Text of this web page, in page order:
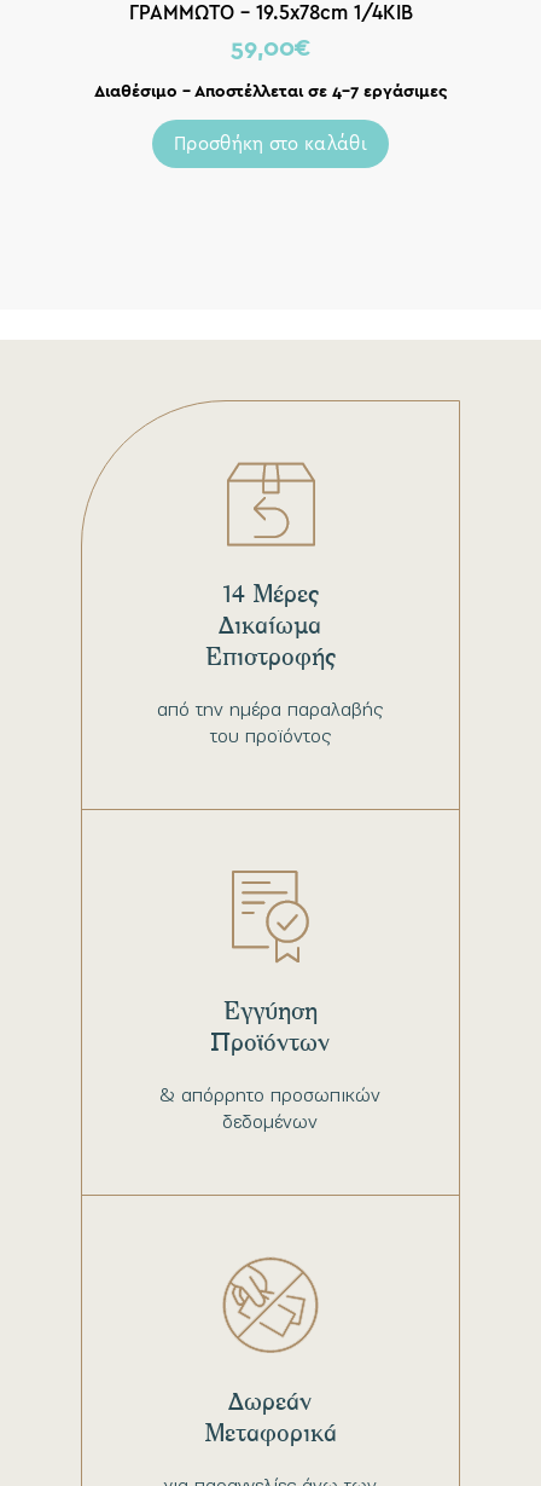
ΓΡΑΜΜΩΤΟ – 19.5x78cm 1/4ΚΙΒ
59,00€
Διαθέσιμο – Αποστέλλεται σε 4-7 εργάσιμες
Προσθήκη στο καλάθι
από την ημέρα παραλαβής
του προϊόντος
14 Μέρες
Δικαίωμα
Επιστροφής
& απόρρητο προσωπικών
δεδομένων
Εγγύηση
Προϊόντων
Δωρεάν
Μεταφορικά